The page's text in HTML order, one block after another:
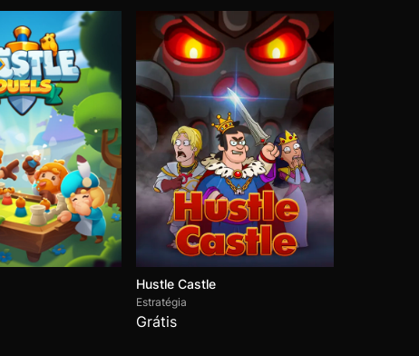
Left to Survive
Hustle Castle
Tacticool
Hustle Castle
Estratégia
Grátis